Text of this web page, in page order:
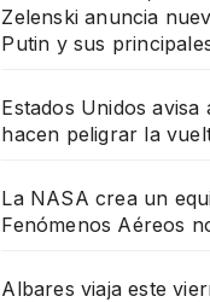
Zelenski anuncia
Putin y sus
Estados Unidos
hacen peligrar la
La NASA crea un
Fenómenos Aéreos
Albares viaja este